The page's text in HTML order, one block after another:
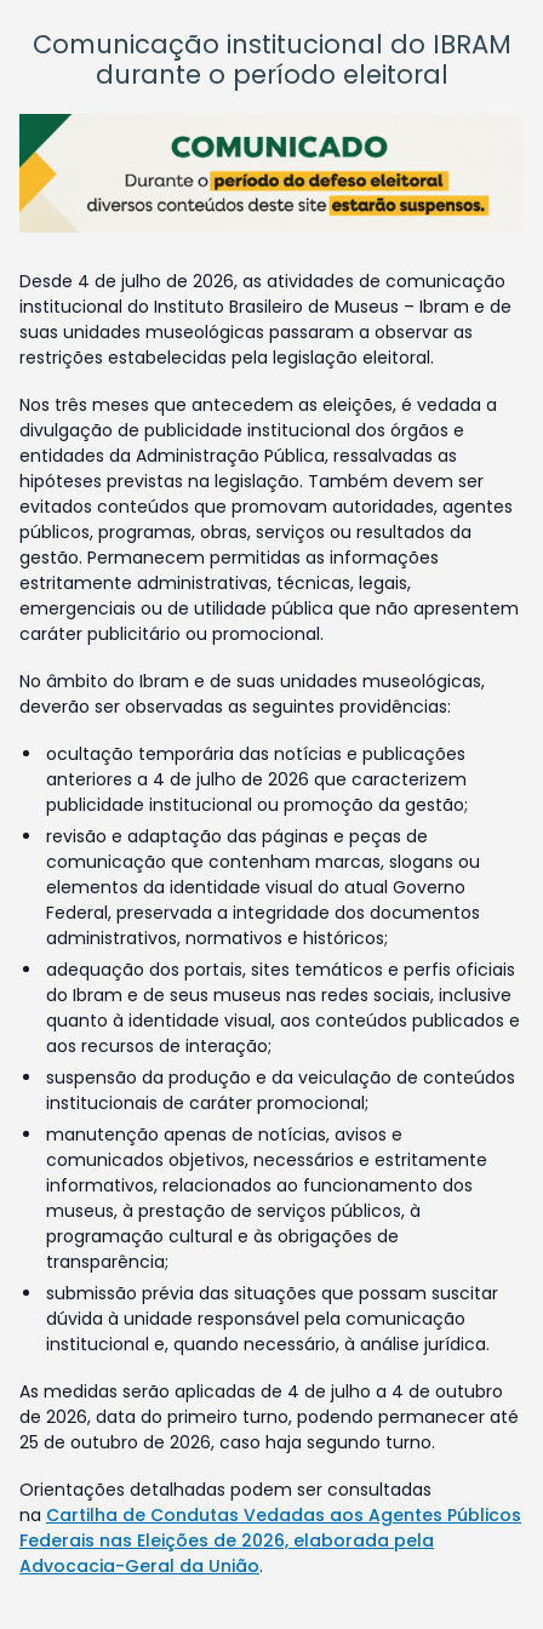
Comunicação institucional do IBRAM
durante o período eleitoral
Desde 4 de julho de 2026, as atividades de comunicação
institucional do Instituto Brasileiro de Museus – Ibram e de
suas unidades museológicas passaram a observar as
restrições estabelecidas pela legislação eleitoral.
Nos três meses que antecedem as eleições, é vedada a
divulgação de publicidade institucional dos órgãos e
entidades da Administração Pública, ressalvadas as
hipóteses previstas na legislação. Também devem ser
evitados conteúdos que promovam autoridades, agentes
públicos, programas, obras, serviços ou resultados da
gestão. Permanecem permitidas as informações
estritamente administrativas, técnicas, legais,
emergenciais ou de utilidade pública que não apresentem
caráter publicitário ou promocional.
No âmbito do Ibram e de suas unidades museológicas,
deverão ser observadas as seguintes providências:
ocultação temporária das notícias e publicações
anteriores a 4 de julho de 2026 que caracterizem
publicidade institucional ou promoção da gestão;
revisão e adaptação das páginas e peças de
comunicação que contenham marcas, slogans ou
elementos da identidade visual do atual Governo
Federal, preservada a integridade dos documentos
administrativos, normativos e históricos;
adequação dos portais, sites temáticos e perfis oficiais
do Ibram e de seus museus nas redes sociais, inclusive
quanto à identidade visual, aos conteúdos publicados e
aos recursos de interação;
suspensão da produção e da veiculação de conteúdos
institucionais de caráter promocional;
manutenção apenas de notícias, avisos e
comunicados objetivos, necessários e estritamente
informativos, relacionados ao funcionamento dos
museus, à prestação de serviços públicos, à
programação cultural e às obrigações de
transparência;
submissão prévia das situações que possam suscitar
dúvida à unidade responsável pela comunicação
institucional e, quando necessário, à análise jurídica.
As medidas serão aplicadas de 4 de julho a 4 de outubro
de 2026, data do primeiro turno, podendo permanecer até
25 de outubro de 2026, caso haja segundo turno.
Orientações detalhadas podem ser consultadas
na Cartilha de Condutas Vedadas aos Agentes Públicos
Federais nas Eleições de 2026, elaborada pela
Advocacia-Geral da União.